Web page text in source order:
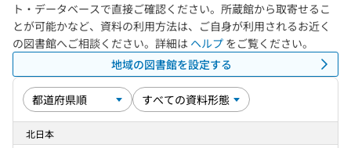
ト・データベースで直接ご確認ください。所蔵館から取寄せるこ
とが可能かなど、資料の利用方法は、ご自身が利用されるお近く
の図書館へご相談ください。詳細は ヘルプ をご覧ください。
地域の図書館を設定する
北日本